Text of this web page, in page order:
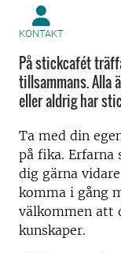
KONTAKT
På stickcafét
tillsammans. Alla
eller aldrig har
Ta med din
på fika. Erfarna
dig gärna
komma i gång
välkommen att
kunskaper.